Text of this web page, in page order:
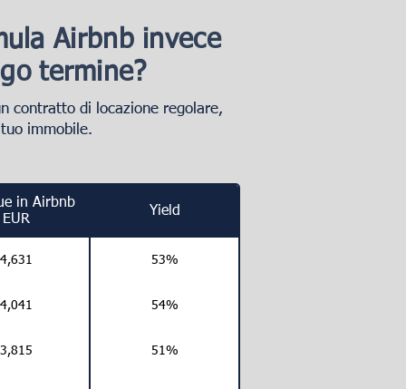
Airbnb invece
termine?
contratto di locazione regolare,
immobile.
in Airbnb
EUR
Yield
4,631 53%
4,041 54%
3,815 51%